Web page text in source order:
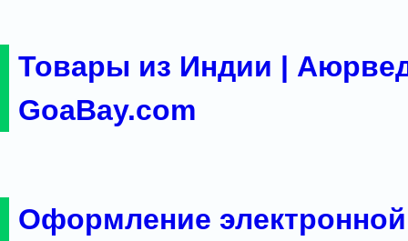
Товары из Индии |
GoaBay.com
Оформление электронной